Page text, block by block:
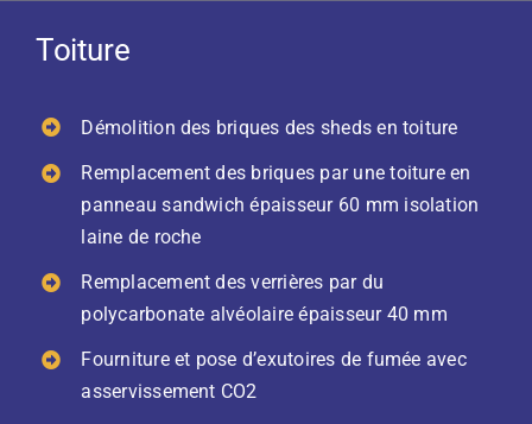
Toiture
Démolition des briques des sheds en toiture
Remplacement des briques par une toiture en
panneau sandwich épaisseur 60 mm isolation
laine de roche
Remplacement des verrières par du
polycarbonate alvéolaire épaisseur 40 mm
Fourniture et pose d’exutoires de fumée avec
asservissement CO2